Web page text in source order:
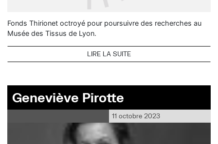
Fonds Thirionet octroyé pour poursuivre des recherches au
Musée des Tissus de Lyon.
LIRE LA SUITE
Geneviève Pirotte
11 octobre 2023